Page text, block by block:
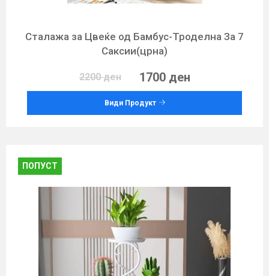
Сталажа за Цвеќе од Бамбус-Троделна За 7
Саксии(црна)
2200 ден 1700 ден
Види Продукт
ПОПУСТ